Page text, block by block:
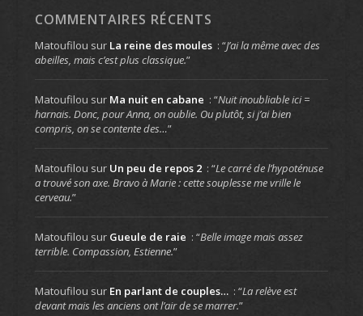
COMMENTAIRES RÉCENTS
Matoufilou sur La reine des moules : “J’ai la même avec des
abeilles, mais c’est plus classique.”
Matoufilou sur Ma nuit en cabane : “Nuit inoubliable ici =
harnais. Donc, pour Anna, on oublie. Ou plutôt, si j’ai bien
compris, on se contente des…”
Matoufilou sur Un peu de repos 2 : “Le carré de l’hypoténuse
a trouvé son axe. Bravo à Marie : cette souplesse me vrille le
cerveau.”
Matoufilou sur Gueule de raie : “Belle image mais assez
terrible. Compassion, Estienne.”
Matoufilou sur En parlant de couples… : “La relève est
devant mais les anciens ont l’air de se marrer.”